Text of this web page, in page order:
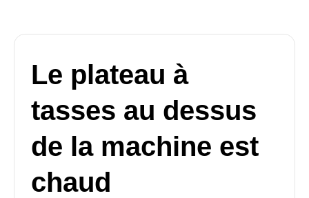
Le plateau à
tasses au dessus
de la machine est
chaud